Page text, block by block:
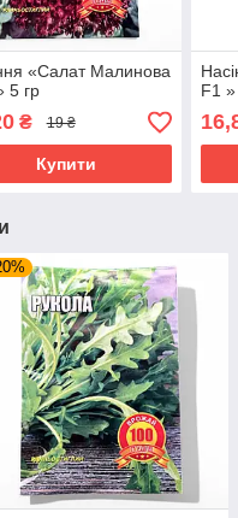
«Салат Малинова
5 гр
₴ 19 ₴
Купити
F1 »